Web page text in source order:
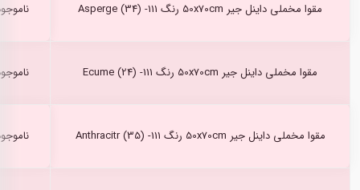
مقوا مخملی داینل جیر 50x70cm رنگ Asperge (34) -111
مقوا مخملی داینل جیر 50x70cm رنگ Ecume (24) -111
مقوا مخملی داینل جیر 50x70cm رنگ Anthracitr (35) -111